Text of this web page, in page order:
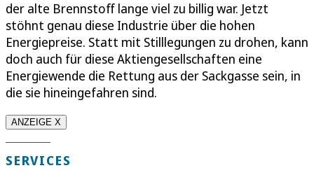
der alte Brennstoff lange viel zu billig war. Jetzt
stöhnt genau diese Industrie über die hohen
Energiepreise. Statt mit Stilllegungen zu drohen, kann
doch auch für diese Aktiengesellschaften eine
Energiewende die Rettung aus der Sackgasse sein, in
die sie hineingefahren sind.
ANZEIGE X
SERVICES